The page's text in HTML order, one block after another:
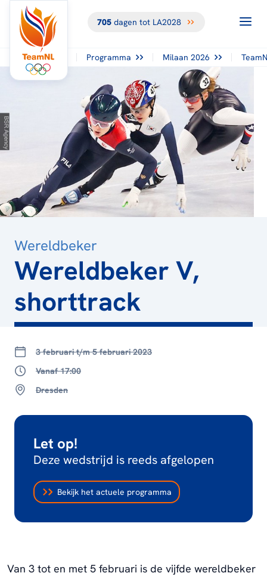
705dagen tot LA2028
Programma Milaan 2026
Wereldbeker
Wereldbeker V,
shorttrack
3 februari t/m 5 februari 2023
Vanaf 17:00
Dresden
Let op!
Deze wedstrijd is reeds afgelopen
Bekijk het actuele programma
TERUG NAAR
OVERZICHT
Van 3 tot en met 5 februari is de vijfde wereldbeker